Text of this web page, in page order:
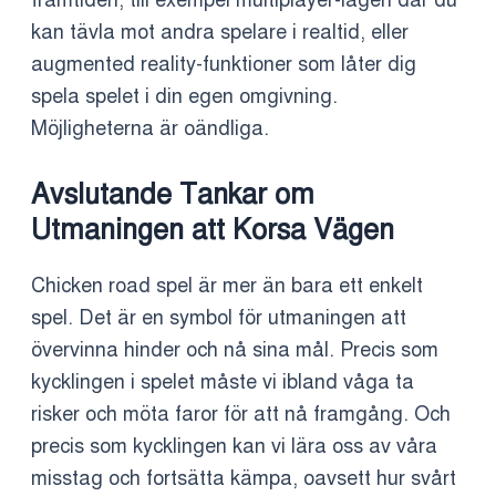
kan tävla mot andra spelare i realtid, eller
augmented reality-funktioner som låter dig
spela spelet i din egen omgivning.
Möjligheterna är oändliga.
Avslutande Tankar om
Utmaningen att Korsa Vägen
Chicken road spel är mer än bara ett enkelt
spel. Det är en symbol för utmaningen att
övervinna hinder och nå sina mål. Precis som
kycklingen i spelet måste vi ibland våga ta
risker och möta faror för att nå framgång. Och
precis som kycklingen kan vi lära oss av våra
misstag och fortsätta kämpa, oavsett hur svårt